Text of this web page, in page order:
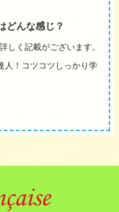
どんな感じ？
しく記載がございます。
人！コツコツしっかり学